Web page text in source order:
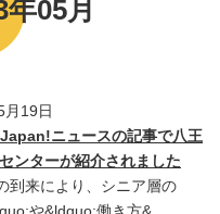
05月
月19日
ニュースの記事で八王
ンターが紹介されました
到来により、シニア層の